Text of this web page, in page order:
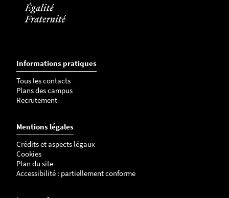
Informations pratiques
Tous les contacts
Plans des campus
Recrutement
Mentions légales
Crédits et aspects légaux
Cookies
Plan du site
Accessibilité : partiellement conforme